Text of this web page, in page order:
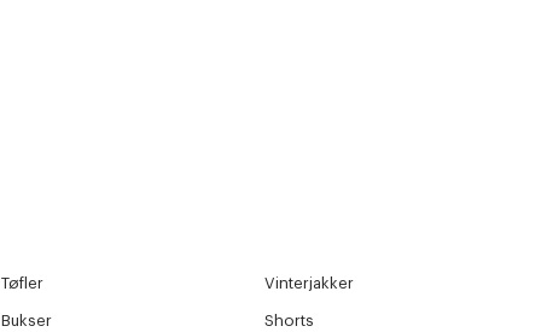
Tøfler Vinterjakker
Bukser Shorts